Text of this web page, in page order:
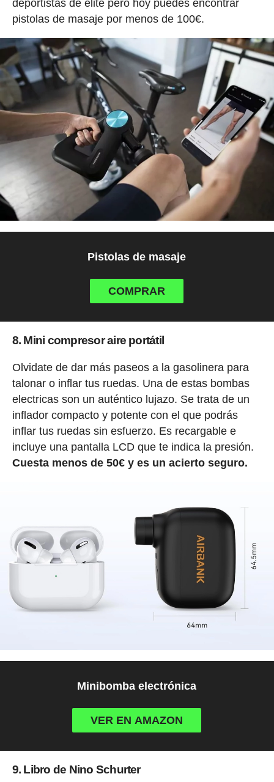
deportistas de élite pero hoy puedes encontrar
pistolas de masaje por menos de 100€.
Pistolas de masaje
COMPRAR
8. Mini compresor aire portátil
Olvidate de dar más paseos a la gasolinera para
talonar o inflar tus ruedas. Una de estas bombas
electricas son un auténtico lujazo. Se trata de un
inflador compacto y potente con el que podrás
inflar tus ruedas sin esfuerzo. Es recargable e
incluye una pantalla LCD que te indica la presión.
Cuesta menos de 50€ y es un acierto seguro.
Minibomba electrónica
VER EN AMAZON
9. Libro de Nino Schurter